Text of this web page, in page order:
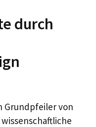
durch
Grundpfeiler von